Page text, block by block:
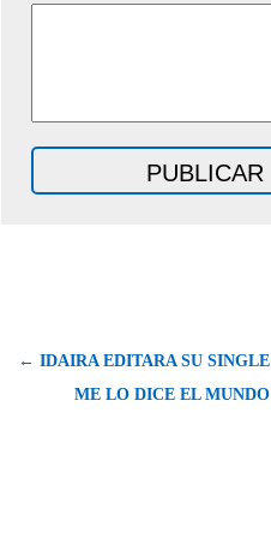
← IDAIRA EDITARA SU SINGLE
ME LO DICE EL MUNDO